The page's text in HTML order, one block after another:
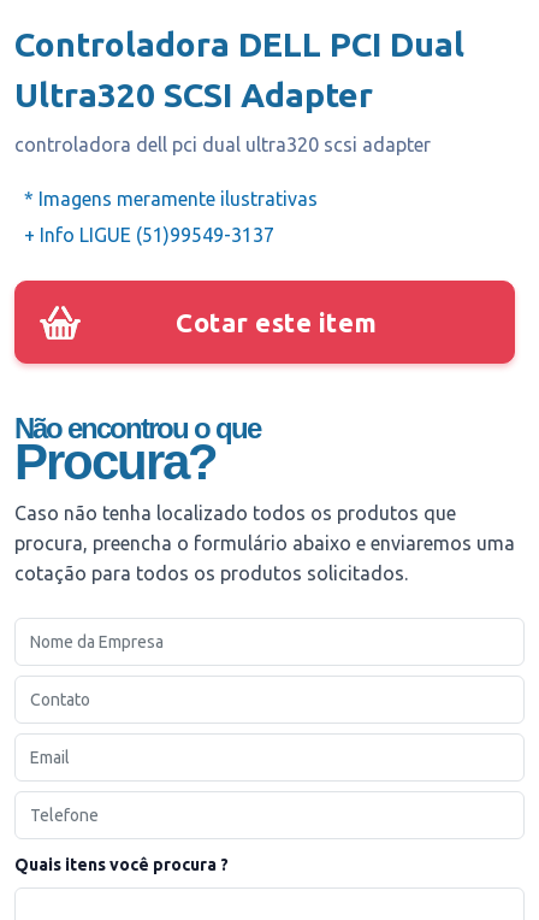
Controladora DELL PCI Dual
Ultra320 SCSI Adapter
controladora dell pci dual ultra320 scsi adapter
* Imagens meramente ilustrativas
+ Info LIGUE (51)99549-3137
Cotar este item
Não encontrou o que
Procura?
Caso não tenha localizado todos os produtos que
procura, preencha o formulário abaixo e enviaremos uma
cotação para todos os produtos solicitados.
Quais itens você procura ?